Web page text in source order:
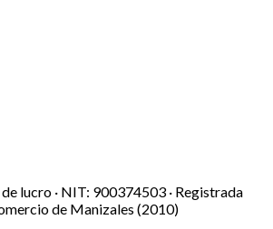
lucro · NIT: 900374503 · Registrada
de Manizales (2010)